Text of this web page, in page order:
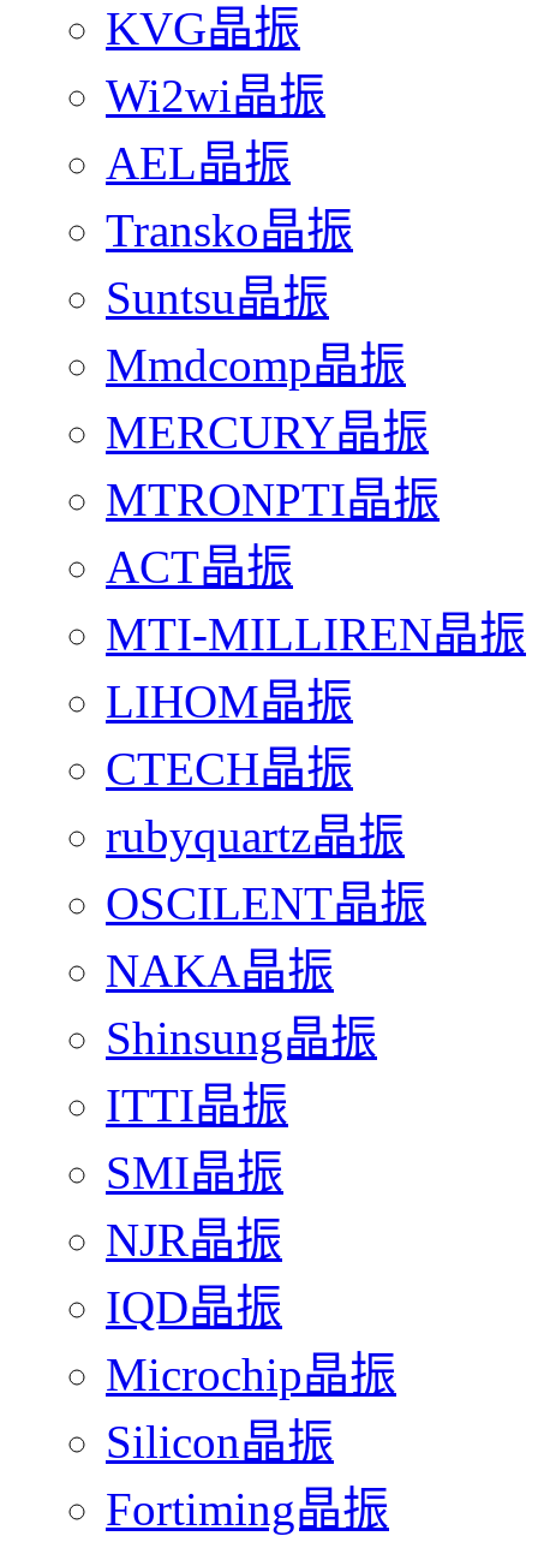
KVG晶振
Wi2wi晶振
AEL晶振
Transko晶振
Suntsu晶振
Mmdcomp晶振
MERCURY晶振
MTRONPTI晶振
ACT晶振
MTI-MILLIREN晶振
LIHOM晶振
CTECH晶振
rubyquartz晶振
OSCILENT晶振
NAKA晶振
Shinsung晶振
ITTI晶振
SMI晶振
NJR晶振
IQD晶振
Microchip晶振
Silicon晶振
Fortiming晶振